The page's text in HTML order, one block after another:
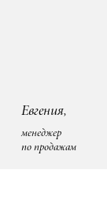
Евгения,
менеджер
по продажам